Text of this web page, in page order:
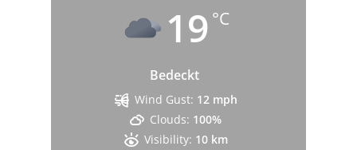
19 °C
Bedeckt
Wind Gust: 12 mph
Clouds: 100%
Visibility: 10 km